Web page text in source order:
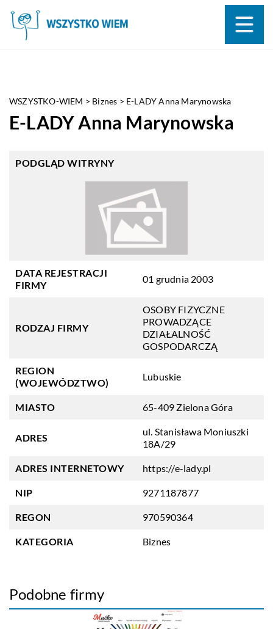
WSZYSTKO-WIEM > Biznes > E-LADY Anna Marynowska
E-LADY Anna Marynowska
PODGLĄD WITRYNY
DATA REJESTRACJI
FIRMY
01 grudnia 2003
RODZAJ FIRMY
OSOBY FIZYCZNE
PROWADZĄCE
DZIAŁALNOŚĆ
GOSPODARCZĄ
REGION
(WOJEWÓDZTWO)
Lubuskie
MIASTO 65-409 Zielona Góra
ADRES
ul. Stanisława Moniuszki
18A/29
ADRES INTERNETOWY https://e-lady.pl
NIP 9271187877
REGON 970590364
KATEGORIA Biznes
Podobne firmy